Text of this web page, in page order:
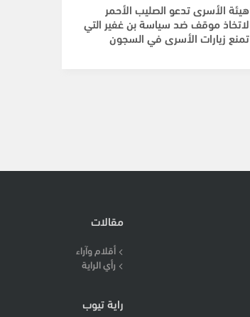
هيئة الأسرى تدعو الصليب الأحمر
لاتخاذ موقف ضد سياسة بن غفير التي
تمنع زيارات الأسرى في السجون
مقالات
أقلام وآراء
رأي الراية
راية تيوب